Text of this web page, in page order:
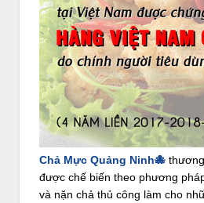
Chả Mực Quảng Ninh🐙
được chế biến theo phương
và nặn chả thủ công làm cho